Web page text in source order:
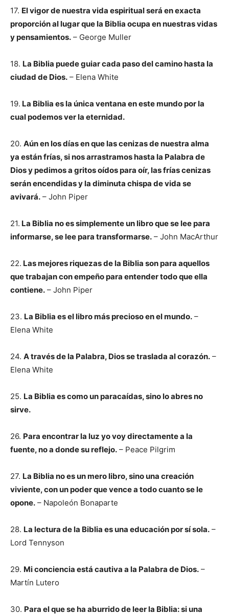
17. El vigor de nuestra vida espiritual será en exacta
proporción al lugar que la Biblia ocupa en nuestras vidas
y pensamientos. – George Muller
18. La Biblia puede guiar cada paso del camino hasta la
ciudad de Dios. – Elena White
19. La Biblia es la única ventana en este mundo por la
cual podemos ver la eternidad.
20. Aún en los días en que las cenizas de nuestra alma
ya están frías, si nos arrastramos hasta la Palabra de
Dios y pedimos a gritos oídos para oír, las frías cenizas
serán encendidas y la diminuta chispa de vida se
avivará. – John Piper
21. La Biblia no es simplemente un libro que se lee para
informarse, se lee para transformarse. – John MacArthur
22. Las mejores riquezas de la Biblia son para aquellos
que trabajan con empeño para entender todo que ella
contiene. – John Piper
23. La Biblia es el libro más precioso en el mundo. –
Elena White
24. A través de la Palabra, Dios se traslada al corazón. –
Elena White
25. La Biblia es como un paracaídas, sino lo abres no
sirve.
26. Para encontrar la luz yo voy directamente a la
fuente, no a donde su reflejo. – Peace Pilgrim
27. La Biblia no es un mero libro, sino una creación
viviente, con un poder que vence a todo cuanto se le
opone. – Napoleón Bonaparte
28. La lectura de la Biblia es una educación por sí sola. –
Lord Tennyson
29. Mi conciencia está cautiva a la Palabra de Dios. –
Martín Lutero
30. Para el que se ha aburrido de leer la Biblia: si una